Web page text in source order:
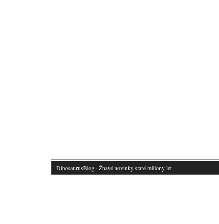
DinosaurusBlog · Žhavé novinky staré miliony let